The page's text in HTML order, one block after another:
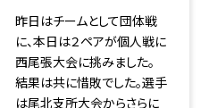
昨日はチームとして団体戦
に、本日は２ペアが個人戦に
西尾張大会に挑みました。
結果は共に惜敗でした。選手
は尾北支所大会からさらに